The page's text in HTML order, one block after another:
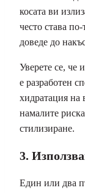
косата ви
често става
доведе до
Уверете се, че
е разработен
хидратация на
намалите
стилизиране.
3.
Един или два